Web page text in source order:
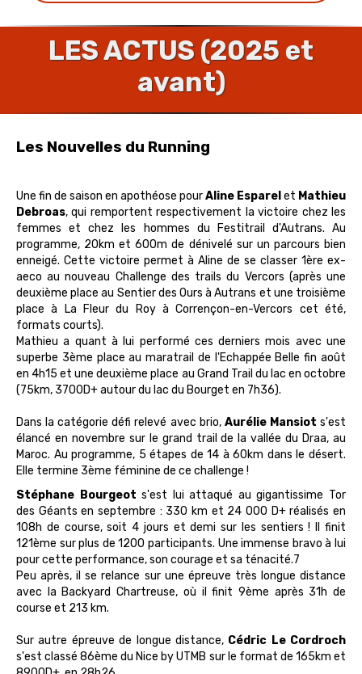
LES ACTUS (2025 et
avant)
Les Nouvelles du Running
Une fin de saison en apothéose pourAline Esparel et Mathieu
Debroas, qui remportent respectivement la victoire chez les
femmes et chez les hommes du Festitrail d'Autrans. Au
programme, 20km et 600m de dénivelé sur un parcours bien
enneigé. Cette victoire permet à Aline de se classer 1ère ex-
aeco au nouveau Challenge des trails du Vercors (après une
deuxième place au Sentier des Ours à Autrans et une troisième
place à La Fleur du Roy à Corrençon-en-Vercors cet été,
formats courts).
Mathieu a quant à lui performé ces derniers mois avec une
superbe 3ème place au maratrail de l'Echappée Belle fin août
en 4h15 et une deuxième place au Grand Trail du lac en octobre
(75km, 3700D+ autour du lac du Bourget en 7h36).
Dans la catégorie défi relevé avec brio, Aurélie Mansiot s'est
élancé en novembre sur le grand trail de la vallée du Draa, au
Maroc. Au programme, 5 étapes de 14 à 60km dans le désert.
Elle termine 3ème féminine de ce challenge !
Stéphane Bourgeots'est lui attaqué au gigantissime Tor
des Géants en septembre : 330 km et 24 000 D+ réalisés en
108h de course, soit 4 jours et demi sur les sentiers ! Il finit
121ème sur plus de 1200 participants. Une immense bravo à lui
pour cette performance, son courage et sa ténacité.7
Peu après, il se relance sur une épreuve très longue distance
avec la Backyard Chartreuse, où il finit 9ème après 31h de
course et 213 km.
Sur autre épreuve de longue distance, Cédric Le Cordroch
s'est classé 86ème du Nice by UTMB sur le format de 165km et